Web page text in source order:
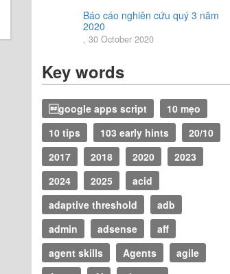
Báo cáo nghiên cứu quý 3 năm
2020
, 30 October 2020
Key words
google apps script
10 mẹo
10 tips
103 early hints
20/10
2017
2018 2020
2023
2024
2025
acid
adaptive threshold
adb
admin
adsense
aff
agent skills
Agents
agile